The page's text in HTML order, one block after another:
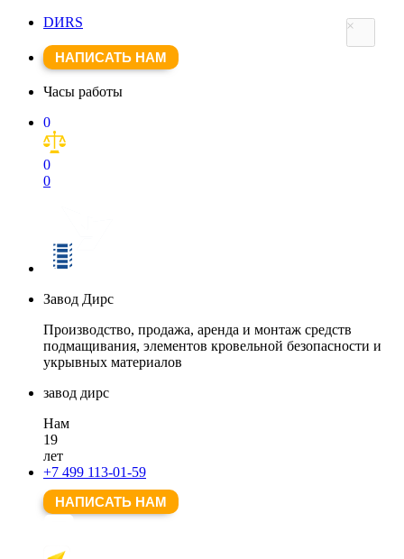
DИRS
НАПИСАТЬ НАМ
Часы работы
0
0
0
Завод Дирс
Производство, продажа, аренда и монтаж средств
подмащивания, элементов кровельной безопасности и
укрывных материалов
завод дирс
Нам
19
лет
+7 499 113-01-59
НАПИСАТЬ НАМ
×